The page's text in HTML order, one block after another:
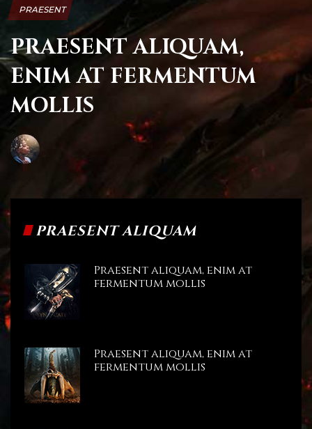
PRAESENT
PRAESENT ALIQUAM,
ENIM AT FERMENTUM
MOLLIS
PRAESENT ALIQUAM
Praesent aliquam, enim at
fermentum mollis
Praesent aliquam, enim at
fermentum mollis